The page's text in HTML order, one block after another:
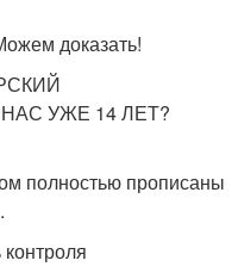
доказать!
УЖЕ 14 ЛЕТ?
полностью прописаны